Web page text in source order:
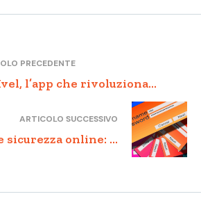
PRECEDENTE
l’app che rivoluziona
digitale e valorizza il
italiano
ARTICOLO SUCCESSIVO
sicurezza online: il